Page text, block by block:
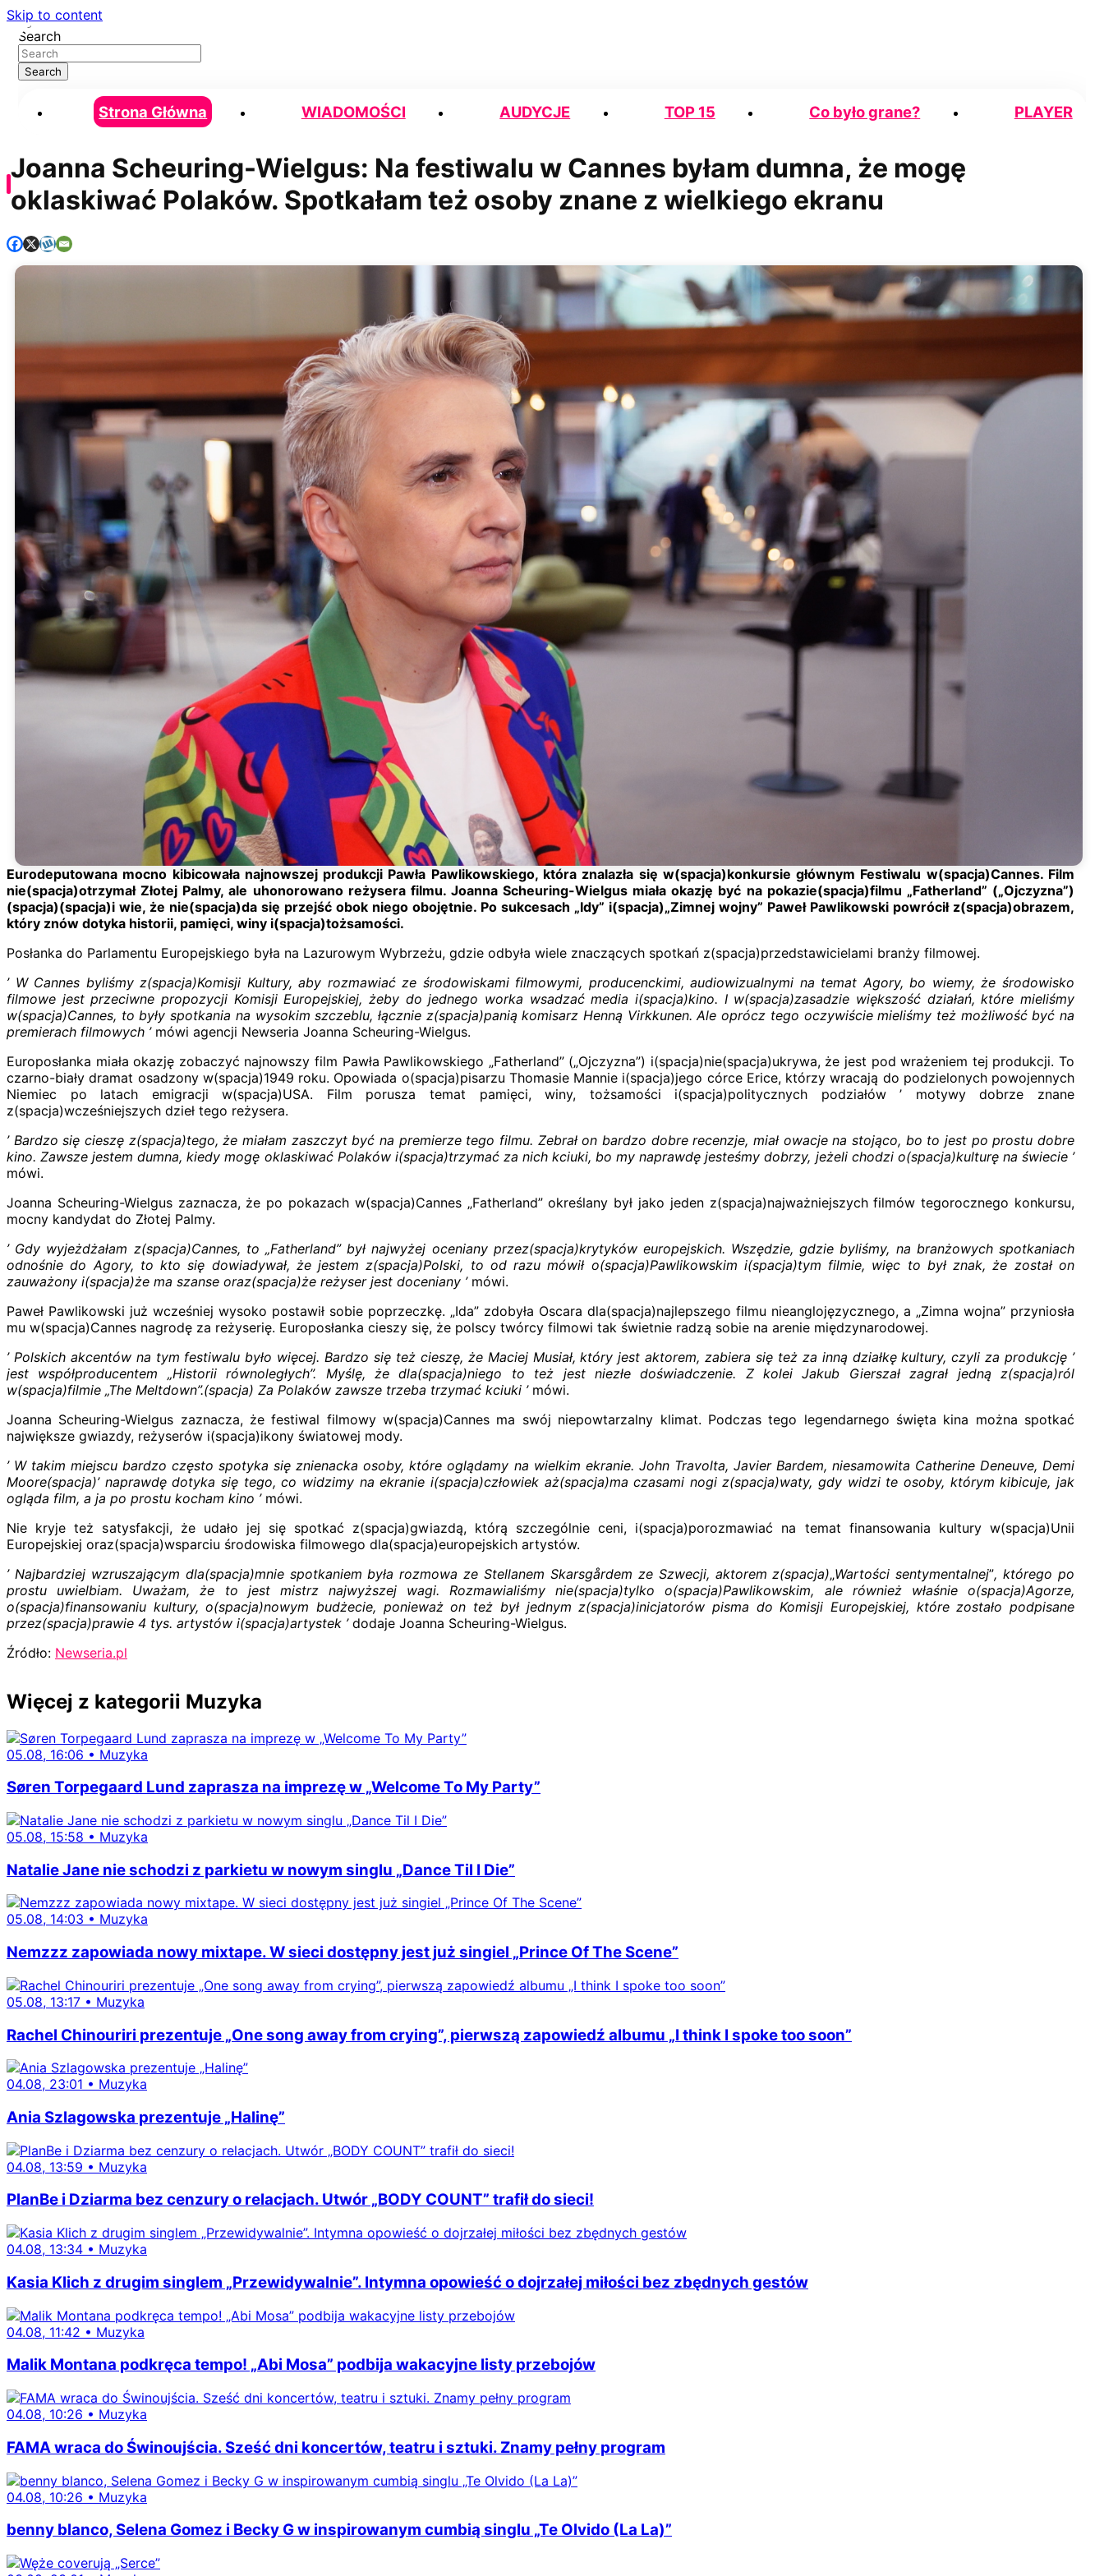
Skip to content
Search
Search
Strona Główna WIADOMOŚCI AUDYCJE TOP 15 Co było grane? PLAYER
Joanna Scheuring-Wielgus: Na festiwalu w Cannes byłam dumna, że mogę
oklaskiwać Polaków. Spotkałam też osoby znane z wielkiego ekranu
Eurodeputowana mocno kibicowała najnowszej produkcji Pawła Pawlikowskiego, która znalazła się w(spacja)konkursie głównym Festiwalu w(spacja)Cannes. Film
nie(spacja)otrzymał Złotej Palmy, ale uhonorowano reżysera filmu. Joanna Scheuring-Wielgus miała okazję być na pokazie(spacja)filmu „Fatherland” („Ojczyzna”)
(spacja)(spacja)i wie, że nie(spacja)da się przejść obok niego obojętnie. Po sukcesach „Idy” i(spacja)„Zimnej wojny” Paweł Pawlikowski powrócił z(spacja)obrazem,
który znów dotyka historii, pamięci, winy i(spacja)tożsamości.
Posłanka do Parlamentu Europejskiego była na Lazurowym Wybrzeżu, gdzie odbyła wiele znaczących spotkań z(spacja)przedstawicielami branży filmowej.
’ W Cannes byliśmy z(spacja)Komisji Kultury, aby rozmawiać ze środowiskami filmowymi, producenckimi, audiowizualnymi na temat Agory, bo wiemy, że środowisko
filmowe jest przeciwne propozycji Komisji Europejskiej, żeby do jednego worka wsadzać media i(spacja)kino. I w(spacja)zasadzie większość działań, które mieliśmy
w(spacja)Cannes, to były spotkania na wysokim szczeblu, łącznie z(spacja)panią komisarz Henną Virkkunen. Ale oprócz tego oczywiście mieliśmy też możliwość być na
premierach filmowych ’mówi agencji Newseria Joanna Scheuring-Wielgus.
Europosłanka miała okazję zobaczyć najnowszy film Pawła Pawlikowskiego „Fatherland” („Ojczyzna”) i(spacja)nie(spacja)ukrywa, że jest pod wrażeniem tej produkcji. To
czarno-biały dramat osadzony w(spacja)1949 roku. Opowiada o(spacja)pisarzu Thomasie Mannie i(spacja)jego córce Erice, którzy wracają do podzielonych powojennych
Niemiec po latach emigracji w(spacja)USA. Film porusza temat pamięci, winy, tożsamości i(spacja)politycznych podziałów ’ motywy dobrze znane
z(spacja)wcześniejszych dzieł tego reżysera.
’ Bardzo się cieszę z(spacja)tego, że miałam zaszczyt być na premierze tego filmu. Zebrał on bardzo dobre recenzje, miał owacje na stojąco, bo to jest po prostu dobre
kino. Zawsze jestem dumna, kiedy mogę oklaskiwać Polaków i(spacja)trzymać za nich kciuki, bo my naprawdę jesteśmy dobrzy, jeżeli chodzi o(spacja)kulturę na świecie ’
mówi.
Joanna Scheuring-Wielgus zaznacza, że po pokazach w(spacja)Cannes „Fatherland” określany był jako jeden z(spacja)najważniejszych filmów tegorocznego konkursu,
mocny kandydat do Złotej Palmy.
’ Gdy wyjeżdżałam z(spacja)Cannes, to „Fatherland” był najwyżej oceniany przez(spacja)krytyków europejskich. Wszędzie, gdzie byliśmy, na branżowych spotkaniach
odnośnie do Agory, to kto się dowiadywał, że jestem z(spacja)Polski, to od razu mówił o(spacja)Pawlikowskim i(spacja)tym filmie, więc to był znak, że został on
zauważony i(spacja)że ma szanse oraz(spacja)że reżyser jest doceniany ’mówi.
Paweł Pawlikowski już wcześniej wysoko postawił sobie poprzeczkę. „Ida” zdobyła Oscara dla(spacja)najlepszego filmu nieanglojęzycznego, a „Zimna wojna” przyniosła
mu w(spacja)Cannes nagrodę za reżyserię. Europosłanka cieszy się, że polscy twórcy filmowi tak świetnie radzą sobie na arenie międzynarodowej.
’ Polskich akcentów na tym festiwalu było więcej. Bardzo się też cieszę, że Maciej Musiał, który jest aktorem, zabiera się też za inną działkę kultury, czyli za produkcję ’
jest współproducentem „Historii równoległych”. Myślę, że dla(spacja)niego to też jest niezłe doświadczenie. Z kolei Jakub Gierszał zagrał jedną z(spacja)ról
w(spacja)filmie „The Meltdown”.(spacja) Za Polaków zawsze trzeba trzymać kciuki ’ mówi.
Joanna Scheuring-Wielgus zaznacza, że festiwal filmowy w(spacja)Cannes ma swój niepowtarzalny klimat. Podczas tego legendarnego święta kina można spotkać
największe gwiazdy, reżyserów i(spacja)ikony światowej mody.
’ W takim miejscu bardzo często spotyka się znienacka osoby, które oglądamy na wielkim ekranie. John Travolta, Javier Bardem, niesamowita Catherine Deneuve, Demi
Moore(spacja)’ naprawdę dotyka się tego, co widzimy na ekranie i(spacja)człowiek aż(spacja)ma czasami nogi z(spacja)waty, gdy widzi te osoby, którym kibicuje, jak
ogląda film, a ja po prostu kocham kino ’ mówi.
Nie kryje też satysfakcji, że udało jej się spotkać z(spacja)gwiazdą, którą szczególnie ceni, i(spacja)porozmawiać na temat finansowania kultury w(spacja)Unii
Europejskiej oraz(spacja)wsparciu środowiska filmowego dla(spacja)europejskich artystów.
’ Najbardziej wzruszającym dla(spacja)mnie spotkaniem była rozmowa ze Stellanem Skarsgårdem ze Szwecji, aktorem z(spacja)„Wartości sentymentalnej”, którego po
prostu uwielbiam. Uważam, że to jest mistrz najwyższej wagi. Rozmawialiśmy nie(spacja)tylko o(spacja)Pawlikowskim, ale również właśnie o(spacja)Agorze,
o(spacja)finansowaniu kultury, o(spacja)nowym budżecie, ponieważ on też był jednym z(spacja)inicjatorów pisma do Komisji Europejskiej, które zostało podpisane
przez(spacja)prawie 4 tys. artystów i(spacja)artystek ’dodaje Joanna Scheuring-Wielgus.
Źródło: Newseria.pl
Więcej z kategorii Muzyka
05.08, 16:06 • Muzyka
Søren Torpegaard Lund zaprasza na imprezę w „Welcome To My Party”
05.08, 15:58 • Muzyka
Natalie Jane nie schodzi z parkietu w nowym singlu „Dance Til I Die”
05.08, 14:03 • Muzyka
Nemzzz zapowiada nowy mixtape. W sieci dostępny jest już singiel „Prince Of The Scene”
05.08, 13:17 • Muzyka
Rachel Chinouriri prezentuje „One song away from crying”, pierwszą zapowiedź albumu „I think I spoke too soon”
04.08, 23:01 • Muzyka
Ania Szlagowska prezentuje „Halinę”
04.08, 13:59 • Muzyka
PlanBe i Dziarma bez cenzury o relacjach. Utwór „BODY COUNT” trafił do sieci!
04.08, 13:34 • Muzyka
Kasia Klich z drugim singlem „Przewidywalnie”. Intymna opowieść o dojrzałej miłości bez zbędnych gestów
04.08, 11:42 • Muzyka
Malik Montana podkręca tempo! „Abi Mosa” podbija wakacyjne listy przebojów
04.08, 10:26 • Muzyka
FAMA wraca do Świnoujścia. Sześć dni koncertów, teatru i sztuki. Znamy pełny program
04.08, 10:26 • Muzyka
benny blanco, Selena Gomez i Becky G w inspirowanym cumbią singlu „Te Olvido (La La)”